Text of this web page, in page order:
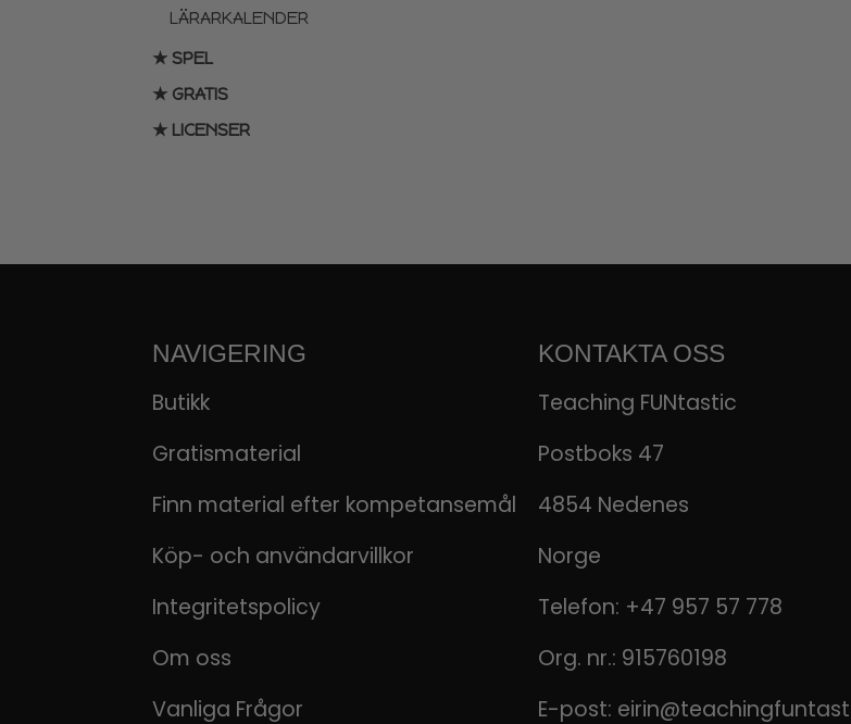
LÄRARKALENDER
★ SPEL
★ GRATIS
★ LICENSER
NAVIGERING
Butikk
Gratismaterial
Finn material efter kompetansemål
Köp- och användarvillkor
Integritetspolicy
Om oss
Vanliga Frågor
KONTAKTA OSS
Teaching FUNtastic
Postboks 47
4854 Nedenes
Norge
Telefon: +47 957 57 778
Org. nr.: 915760198
E-post: